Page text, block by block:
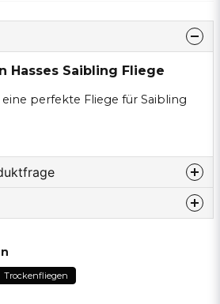
Hasses Saibling Fliege
perfekte Fliege für Saibling
zu diesem produkt...
Trockenfliegen